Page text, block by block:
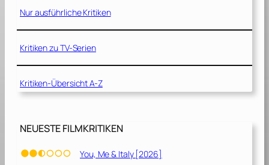
–
E
l
e
n
e
e
Nur ausführliche Kritiken
Kritiken zu TV-Serien
Kritiken-Übersicht A-Z
NEUESTE FILMKRITIKEN
You, Me & Italy [2026]